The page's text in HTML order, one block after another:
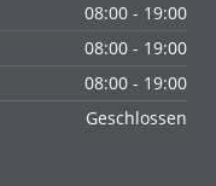
08:00 - 19:00
08:00 - 19:00
08:00 - 19:00
Geschlossen